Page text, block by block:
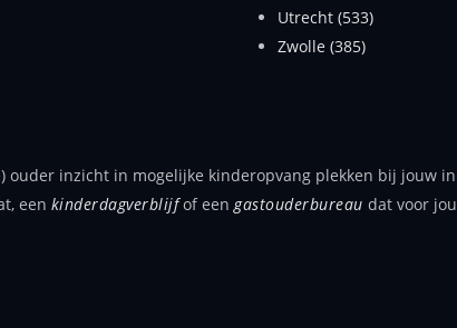
Utrecht (533)
Zwolle (385)
ouder inzicht in mogelijke kinderopvang plekken bij jouw in
een kinderdagverblijfof eengastouderbureau dat voor jou